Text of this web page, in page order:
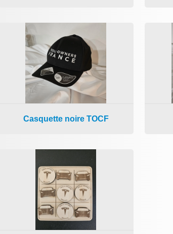
Casquette noire TOCF